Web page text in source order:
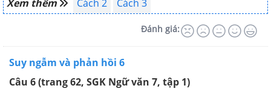
Xem thêm
Cách 2 Cách 3
Đánh giá:
Suy ngẫm và phản hồi 6
Câu 6 (trang 62, SGK Ngữ văn 7, tập 1)